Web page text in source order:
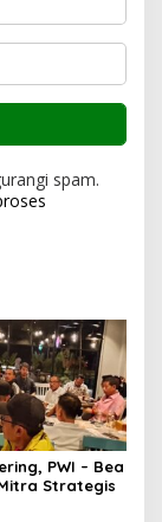
spam.
PWI – Bea
Strategis